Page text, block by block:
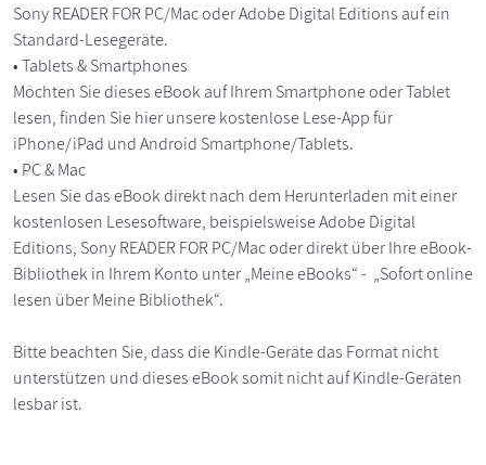
Sony READER FOR PC/Mac oder Adobe Digital Editions auf ein
Standard-Lesegeräte.
• Tablets & Smartphones
Möchten Sie dieses eBook auf Ihrem Smartphone oder Tablet
lesen, finden Sie hier unsere kostenlose Lese-App für
iPhone/iPad und Android Smartphone/Tablets.
• PC & Mac
Lesen Sie das eBook direkt nach dem Herunterladen mit einer
kostenlosen Lesesoftware, beispielsweise Adobe Digital
Editions, Sony READER FOR PC/Mac oder direkt über Ihre eBook-
Bibliothek in Ihrem Konto unter „Meine eBooks“ - „Sofort online
lesen über Meine Bibliothek“.
Bitte beachten Sie, dass die Kindle-Geräte das Format nicht
unterstützen und dieses eBook somit nicht auf Kindle-Geräten
lesbar ist.